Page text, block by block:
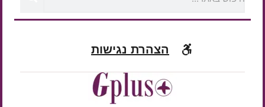
הצהרת נגישות